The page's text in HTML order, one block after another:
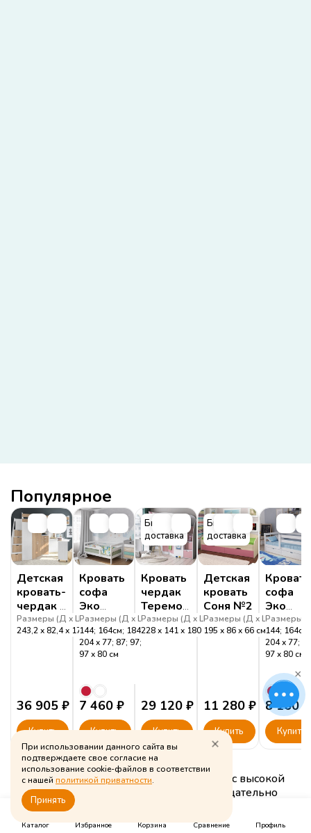
Популярное
Детская
кровать-
чердак с
рабочей
зоной,
Размеры (Д Ш В)
243,2
82,4 179,4 см
36 905 ₽
Купить
Кровать
софа
Эко
Балу с
низким
бортиком
Размеры (Д Ш В)
144; 164см; 184;
204
77; 87; 97;
97
80 см
7 460 ₽
Купить
Быстрая
доставка
Кровать
чердак
Теремок-1
Гранд
Размеры (Д Ш В)
228
141 180 см
29 120 ₽
Купить
Быстрая
доставка
Детская
кровать
Соня №2
Размеры (Д Ш В)
195
86 66 см
11 280 ₽
Купить
Кровать
софа
Эко
Балу с
Размеры (
144;
204
77;
97
80 см
8 160₽
Купить
Модели для детей сочетает безопасность с высокой
функциональностью. Каждый элемент тщательно
продуман — отсутствуют острые углы, что снижает
риск травм. Прочные материалы устойчивы к износу и
При использовании данного сайта вы
подтверждаете свое согласие на
использование cookie-файлов в соответствии
с нашей политикой приватности.
Принять
×
Каталог Избранное Корзина Сравнение Профиль